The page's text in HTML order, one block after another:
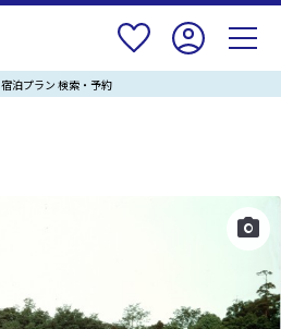
宿泊プラン 検索・予約